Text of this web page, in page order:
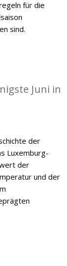
für die
sind.
Juni in
der
Luxemburg-
der
und der